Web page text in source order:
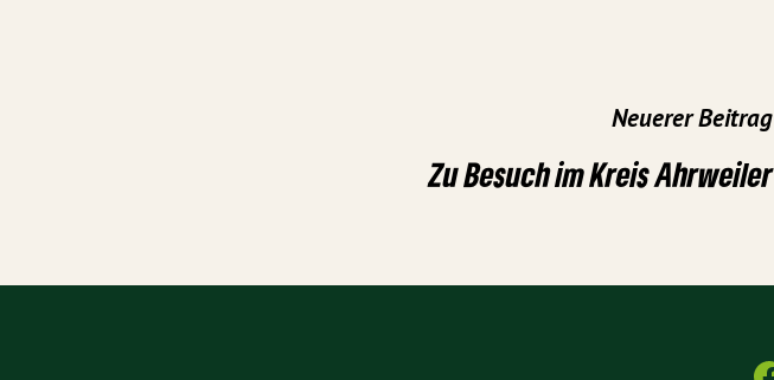
Neuerer Beitrag
Zu Besuch im Kreis Ahrweiler